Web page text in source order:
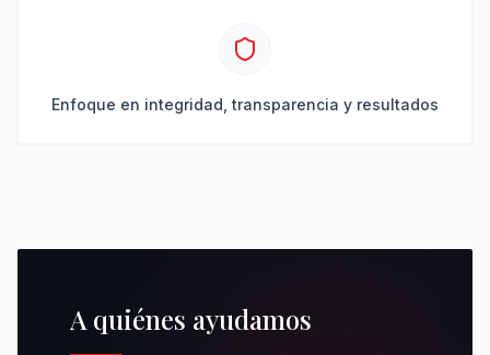
Enfoque en integridad, transparencia y resultados
A quiénes ayudamos